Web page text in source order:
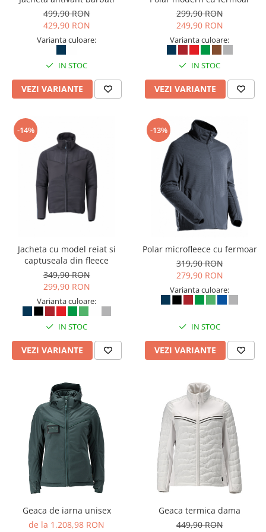
Camasi
Pantaloni
Impermeabile
Veste
Incaltaminte
Incaltaminte de lucru si protectie
Incaltaminte de oras si munte
Echipamente medicale
Manusi de protectie
Accesorii pentru protectia capului
Antifoane
Ochelari de protectie si viziere
Masti de protectie respiratorie
Sepci, caciuli si esarfe
Pachete promotionale
Accesorii pentru protectia muncii
Sosete de lucru
Branturi
Articole de unica folosinta
Copii - tricouri si hanorace
Comunicare si prezentare
Flipchart-uri
Ecrane Interactive
Sisteme de afisare
Accesorii prezentare
499,90 RON
429,90 RON
Varianta culoare:
IN STOC
VEZI VARIANTE
299,90 RON
249,90 RON
Varianta culoare:
IN STOC
VEZI VARIANTE
-14%
Jacheta cu model reiat si
captuseala din fleece
349,90 RON
299,90 RON
Varianta culoare:
IN STOC
VEZI VARIANTE
-13%
Polar microfleece cu fermoar
319,90 RON
279,90 RON
Varianta culoare:
IN STOC
VEZI VARIANTE
Geaca de iarna unisex
de la 1.208,98 RON
Geaca termica dama
449,90 RON